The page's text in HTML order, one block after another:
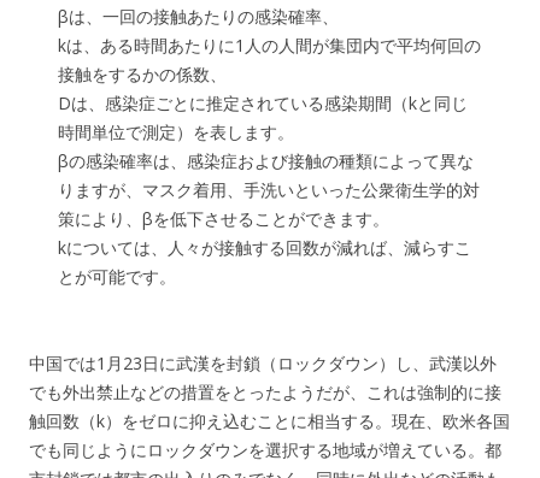
βは、一回の接触あたりの感染確率、
kは、ある時間あたりに1人の人間が集団内で平均何回の
接触をするかの係数、
Dは、感染症ごとに推定されている感染期間（kと同じ
時間単位で測定）を表します。
βの感染確率は、感染症および接触の種類によって異な
りますが、マスク着用、手洗いといった公衆衛生学的対
策により、βを低下させることができます。
kについては、人々が接触する回数が減れば、減らすこ
とが可能です。
中国では1月23日に武漢を封鎖（ロックダウン）し、武漢以外
でも外出禁止などの措置をとったようだが、これは強制的に接
触回数（k）をゼロに抑え込むことに相当する。現在、欧米各国
でも同じようにロックダウンを選択する地域が増えている。都